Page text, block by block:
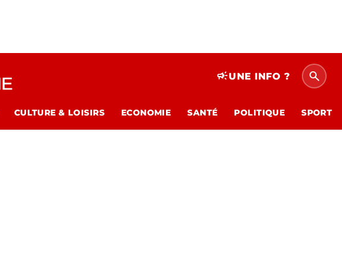
campaignUNE INFO ? search
CULTURE & LOISIRS ECONOMIE SANTÉ POLITIQUE SPORT